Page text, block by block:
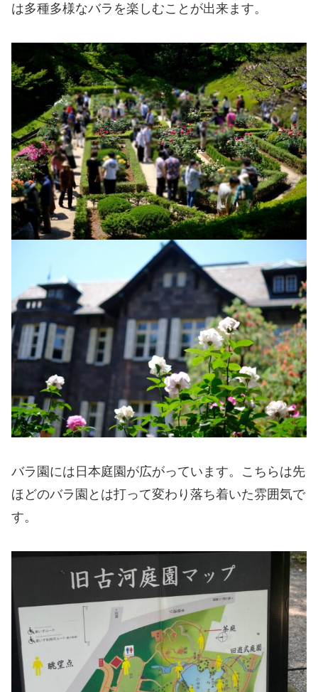
は多種多様なバラを楽しむことが出来ます。
バラ園には日本庭園が広がっています。こちらは先
ほどのバラ園とは打って変わり落ち着いた雰囲気で
す。